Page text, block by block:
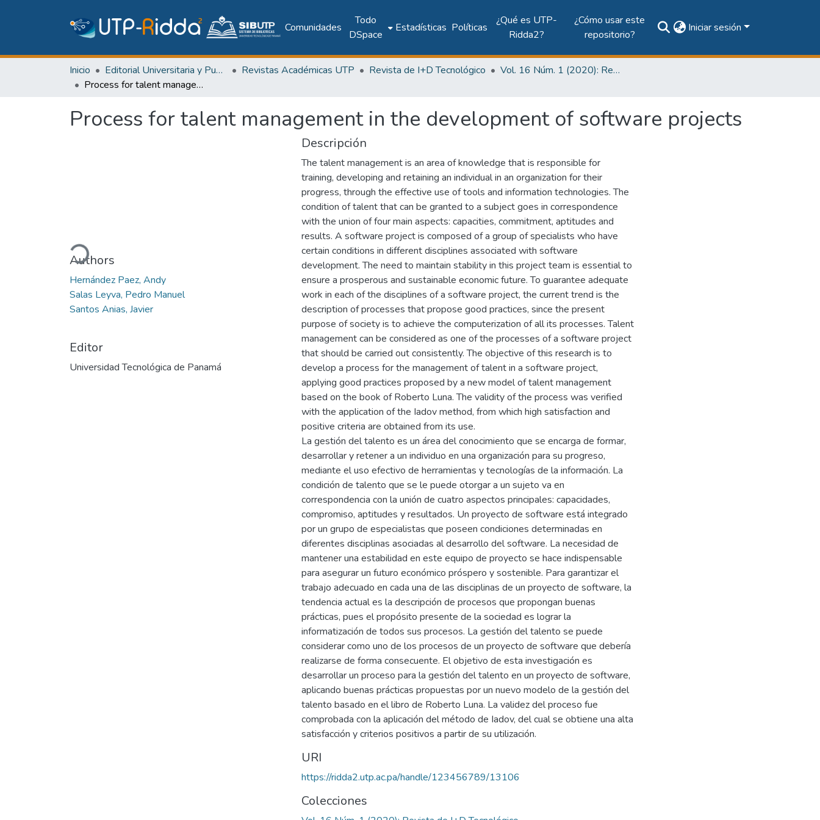
Comunidades
Todo
DSpace
Estadísticas Políticas
¿Qué es UTP-
Ridda2?
¿Cómo usar este
repositorio?
Iniciar sesión
Inicio Editorial Universitaria y Publicaciones Seriadas Revistas Académicas UTP Revista de I+D Tecnológico
Vol. 16 Núm. 1 (2020): Revista de I+D Tecnológico
Process for talent management in the development of software projects
Process for talent management in the development of software projects
Cargando...
Authors
Hernández Paez, Andy
Salas Leyva, Pedro Manuel
Santos Anias, Javier
Editor
Universidad Tecnológica de Panamá
Descripción
The talent management is an area of knowledge that is responsible for
training, developing and retaining an individual in an organization for their
progress, through the effective use of tools and information technologies. The
condition of talent that can be granted to a subject goes in correspondence
with the union of four main aspects: capacities, commitment, aptitudes and
results. A software project is composed of a group of specialists who have
certain conditions in different disciplines associated with software
development. The need to maintain stability in this project team is essential to
ensure a prosperous and sustainable economic future. To guarantee adequate
work in each of the disciplines of a software project, the current trend is the
description of processes that propose good practices, since the present
purpose of society is to achieve the computerization of all its processes. Talent
management can be considered as one of the processes of a software project
that should be carried out consistently. The objective of this research is to
develop a process for the management of talent in a software project,
applying good practices proposed by a new model of talent management
based on the book of Roberto Luna. The validity of the process was verified
with the application of the Iadov method, from which high satisfaction and
positive criteria are obtained from its use.
La gestión del talento es un área del conocimiento que se encarga de formar,
desarrollar y retener a un individuo en una organización para su progreso,
mediante el uso efectivo de herramientas y tecnologías de la información. La
condición de talento que se le puede otorgar a un sujeto va en
correspondencia con la unión de cuatro aspectos principales: capacidades,
compromiso, aptitudes y resultados. Un proyecto de software está integrado
por un grupo de especialistas que poseen condiciones determinadas en
diferentes disciplinas asociadas al desarrollo del software. La necesidad de
mantener una estabilidad en este equipo de proyecto se hace indispensable
para asegurar un futuro económico próspero y sostenible. Para garantizar el
trabajo adecuado en cada una de las disciplinas de un proyecto de software, la
tendencia actual es la descripción de procesos que propongan buenas
prácticas, pues el propósito presente de la sociedad es lograr la
informatización de todos sus procesos. La gestión del talento se puede
considerar como uno de los procesos de un proyecto de software que debería
realizarse de forma consecuente. El objetivo de esta investigación es
desarrollar un proceso para la gestión del talento en un proyecto de software,
aplicando buenas prácticas propuestas por un nuevo modelo de la gestión del
talento basado en el libro de Roberto Luna. La validez del proceso fue
comprobada con la aplicación del método de Iadov, del cual se obtiene una alta
satisfacción y criterios positivos a partir de su utilización.
URI
https://ridda2.utp.ac.pa/handle/123456789/13106
Colecciones